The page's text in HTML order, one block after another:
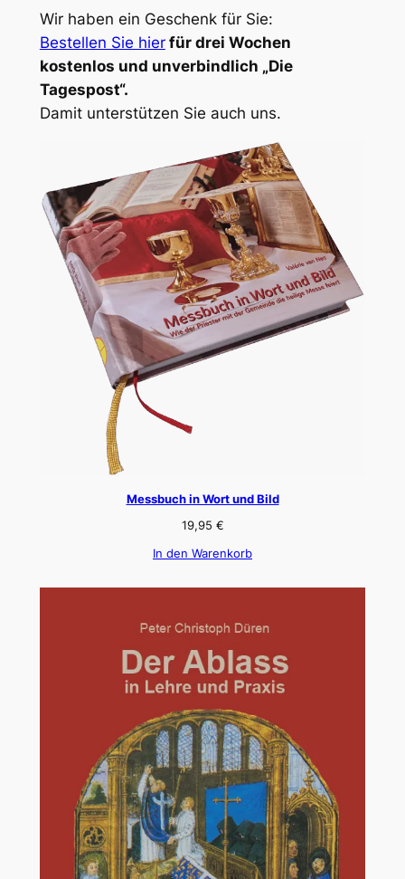
Wir haben ein Geschenk für Sie:
Bestellen Sie hier für drei Wochen
kostenlos und unverbindlich „Die
Tagespost“.
Damit unterstützen Sie auch uns.
Messbuch in Wort und Bild
19,95 €
In den Warenkorb